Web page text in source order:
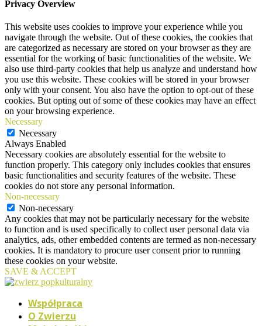
Privacy Overview
This website uses cookies to improve your experience while you
navigate through the website. Out of these cookies, the cookies that
are categorized as necessary are stored on your browser as they are
essential for the working of basic functionalities of the website. We
also use third-party cookies that help us analyze and understand how
you use this website. These cookies will be stored in your browser
only with your consent. You also have the option to opt-out of these
cookies. But opting out of some of these cookies may have an effect
on your browsing experience.
Necessary
Necessary
Always Enabled
Necessary cookies are absolutely essential for the website to
function properly. This category only includes cookies that ensures
basic functionalities and security features of the website. These
cookies do not store any personal information.
Non-necessary
Non-necessary
Any cookies that may not be particularly necessary for the website
to function and is used specifically to collect user personal data via
analytics, ads, other embedded contents are termed as non-necessary
cookies. It is mandatory to procure user consent prior to running
these cookies on your website.
SAVE & ACCEPT
Współpraca
O Zwierzu